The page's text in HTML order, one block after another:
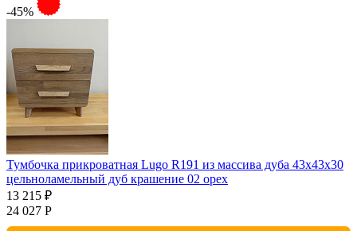
-45%
Тумбочка прикроватная Lugo R191 из массива дуба 43х43х30
цельноламельный дуб крашение 02 орех
13 215 ₽
24 027 Р